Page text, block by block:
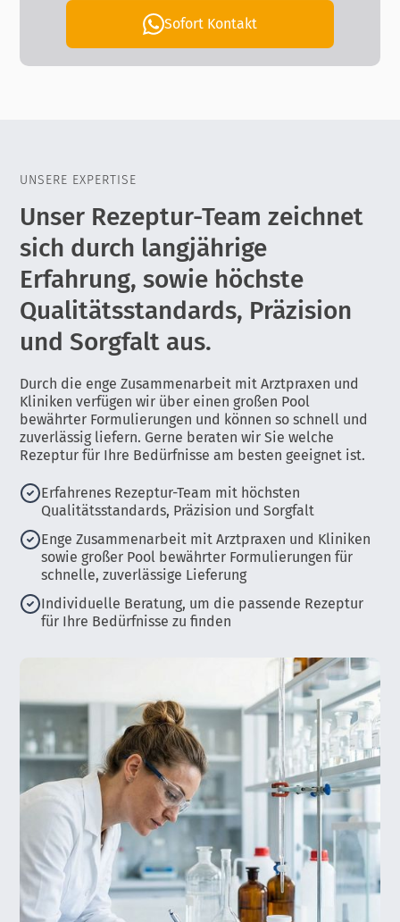
Sofort Kontakt
UNSERE EXPERTISE
Unser Rezeptur-Team zeichnet
sich durch langjährige
Erfahrung, sowie höchste
Qualitätsstandards, Präzision
und Sorgfalt aus.
Durch die enge Zusammenarbeit mit Arztpraxen und
Kliniken verfügen wir über einen großen Pool
bewährter Formulierungen und können so schnell und
zuverlässig liefern. Gerne beraten wir Sie welche
Rezeptur für Ihre Bedürfnisse am besten geeignet ist.
Erfahrenes Rezeptur-Team mit höchsten
Qualitätsstandards, Präzision und Sorgfalt
Enge Zusammenarbeit mit Arztpraxen und Kliniken
sowie großer Pool bewährter Formulierungen für
schnelle, zuverlässige Lieferung
Individuelle Beratung, um die passende Rezeptur
für Ihre Bedürfnisse zu finden